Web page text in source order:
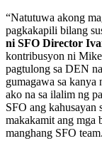
“Natutuwa akong
pagkakapili bilang
ni SFO Director
kontribusyon ni Mike
pagtulong sa DEN
gumagawa sa
ako na sa ilalim ng
SFO ang kahusayan
makakamit ang mga
manghang SFO